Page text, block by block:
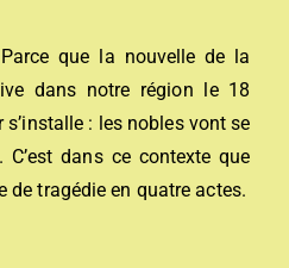
que la nouvelle de la
dans notre région le 18
: les nobles vont se
dans ce contexte que
de tragédie en quatre actes.